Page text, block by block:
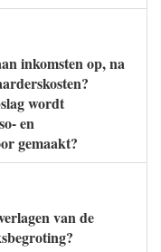
inkomsten op, na
wordt
en
gemaakt?
van de